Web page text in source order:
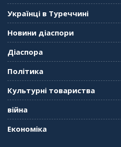
"Дзеркало
"Дзеркало
Послом
Українці в Туреччині
Новини діаспори
Діаспора
Політика
Культурні товариства
війна
Економіка